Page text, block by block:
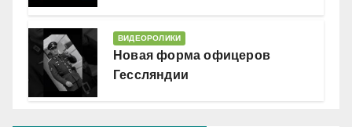
ВИДЕОРОЛИКИ
Новая форма офицеров
Гессляндии